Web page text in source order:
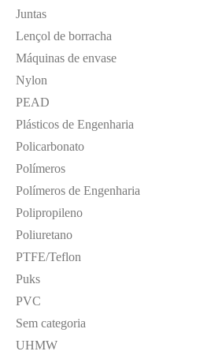
Juntas
Lençol de borracha
Máquinas de envase
Nylon
PEAD
Plásticos de Engenharia
Policarbonato
Polímeros
Polímeros de Engenharia
Polipropileno
Poliuretano
PTFE/Teflon
Puks
PVC
Sem categoria
UHMW